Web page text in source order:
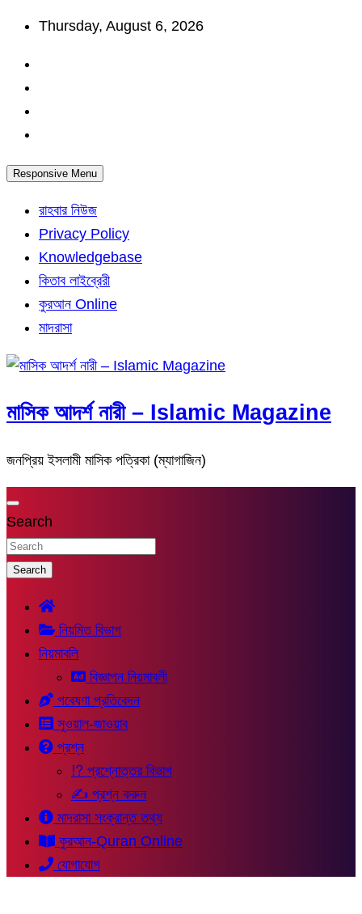
Skip
content
Thursday, August 6, 2026
Responsive Menu
রাহবার নিউজ
Privacy Policy
Knowledgebase
কিতাব লাইব্রেরী
কুরআন Online
মাদরাসা
মাসিক আদর্শ নারী – Islamic Magazine
জনপ্রিয় ইসলামী মাসিক পত্রিকা (ম্যাগাজিন)
Search
Search
নিয়মিত বিভাগ
নিয়মাবলি
বিজ্ঞাপন নিয়মাবলী
গবেষণা প্রতিবেদন
সুওয়াল-জাওয়াব
প্রশ্ন
⁉ প্রশ্নোত্তর বিভাগ
✍ প্রশ্ন করুন
মাদরাসা সংক্রান্ত তথ্য
কুরআন-Quran Online
যোগাযোগ